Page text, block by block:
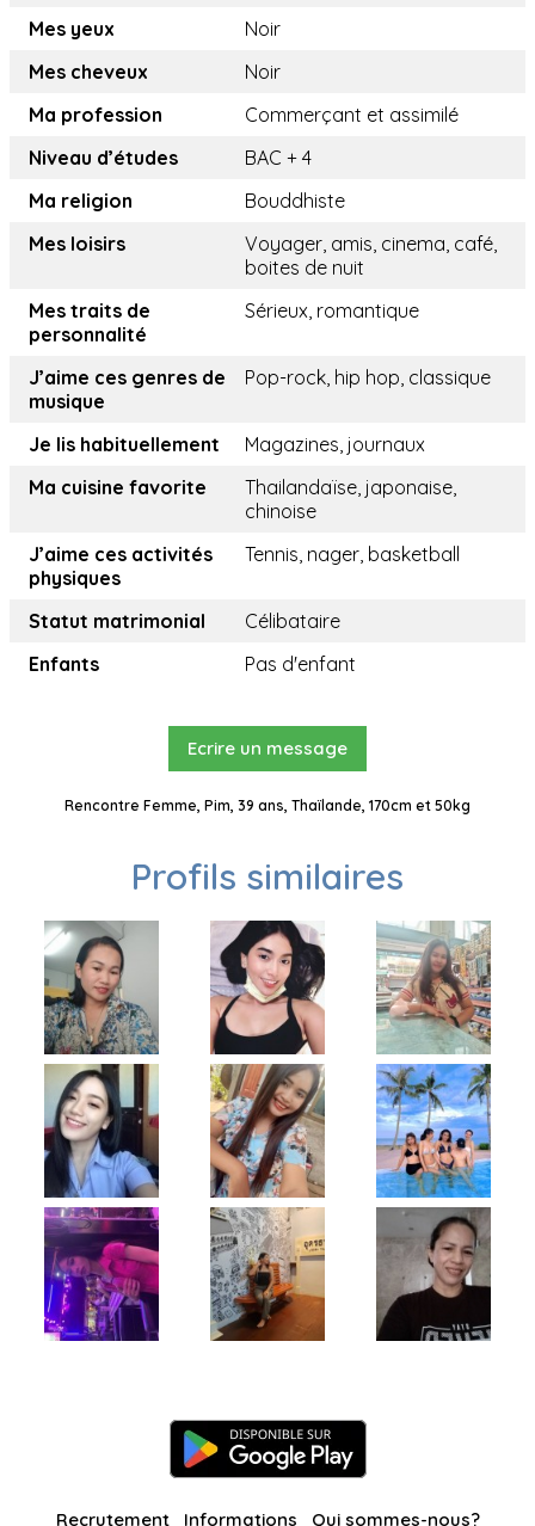
Mes yeux
Noir
Mes cheveux
Noir
Ma profession
Commerçant et assimilé
Niveau d’études
BAC + 4
Ma religion
Bouddhiste
Mes loisirs
Voyager, amis, cinema, café,
boites de nuit
Mes traits de
personnalité
Sérieux, romantique
J’aime ces genres de
musique
Pop-rock, hip hop, classique
Je lis habituellement
Magazines, journaux
Ma cuisine favorite
Thailandaïse, japonaise,
chinoise
J’aime ces activités
physiques
Tennis, nager, basketball
Statut matrimonial
Célibataire
Enfants
Pas d'enfant
Ecrire un message
Rencontre Femme, Pim, 39 ans, Thaïlande, 170cm et 50kg
Profils similaires
Recrutement Informations Qui sommes-nous?